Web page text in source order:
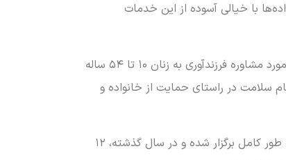
با خیالی آسوده از این خدمات
رئیس دانشگاه علوم پزشکی البرز در تشریح اقدامات صورت‌گرفته در سال ۱۴۰۴ تصریح کرد: در این بازه زمانی، بیش از ۲۱۰ هزار مورد مشاوره فرزندآوری به زنان ۱۰ تا ۵۴ ساله
شبانه‌روزی مجموعه نظام سلامت در راستای حمایت از خانواده و
صیادی با اشاره به اهمیت آموزش در تحکیم بنیان خانواده خاطرنشان کرد: تمامی کلاس‌های آموزش هنگام ازدواج در استان به طور کامل برگزار شده و در سال گذشته، ۱۲